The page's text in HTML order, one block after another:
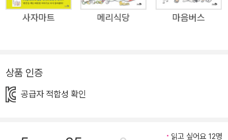
했고, 오늘날엔 반려동물이라 칭하며 가족처럼 대합니다. 그
런데 왜 이런 ‘개’를 부정적 단어로, 함부로 사용하게 된 걸까
동을 보이지요. 친근하다는 이유로요. 유대감을 높이는 수단
이 된다고도 말합니다. 그러나 그 친근함을 가장한 표현이
습관이 되면 상대에게 큰 상처를 줄 수 있음을 간과하지요.
께 온 엄마 개를 찾아보세요. 아기가 말썽을 피우자 인상을
사자마트 메리식당 마음버스
상품 인증
공급자 적합성 확인
읽고 싶어요 12명